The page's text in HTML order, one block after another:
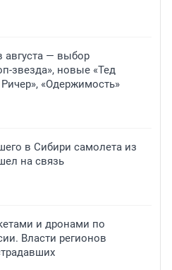
августа — выбор
звезда», новые «Тед
«Одержимость»
в Сибири самолета из
на связь
и дронами по
Власти регионов